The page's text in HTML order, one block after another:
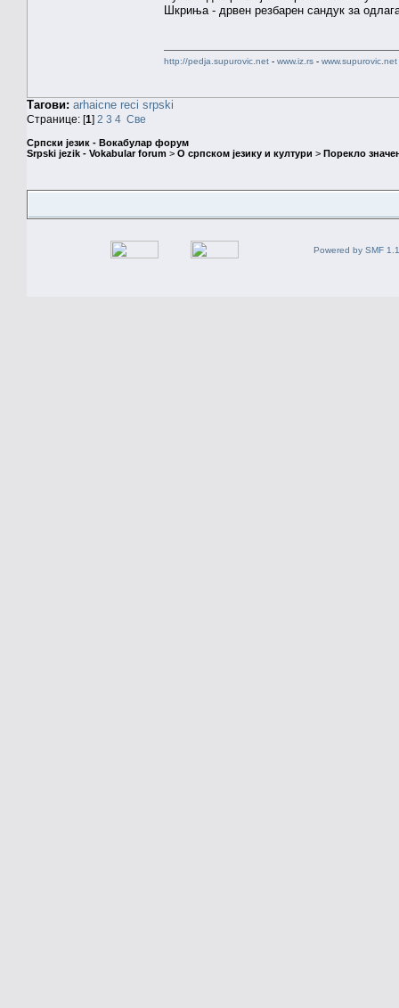
Шкриња - дрвен резбарен сандук за
http://pedja.supurovic.net - www.iz.rs - www.supurovic.net
Тагови: arhaicne reci srpski
Странице: [1] 2 3 4 Све
Српски језик - Вокабулар форум
Srpski jezik - Vokabular forum > О српском језику и култури > Порекло
Powered by SMF